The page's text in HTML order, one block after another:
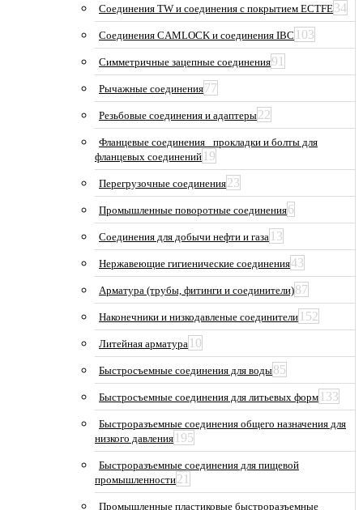
Соединения TW и соединения с покрытием ECTFE34
Соединения CAMLOCK и соединения IBC 103
Симметричные зацепные соединения91
Рычажные соединения77
Резьбовые соединения и адаптеры22
Фланцевые соединения_ прокладки и болты для
фланцевых соединений 19
Перегрузочные соединения23
Промышленные поворотные соединения6
Соединения для добычи нефти и газа 13
Нержавеющие гигиенические соединения43
Арматура (трубы, фитинги и соединители)87
Наконечники и низкодавленые соединители 152
Литейная арматура 10
Быстросъемные соединения для воды85
Быстросъемные соединения для литьевых форм 133
Быстроразъемные соединения общего назначения для
низкого давления 195
Быстроразъемные соединения для пищевой
промышленности21
Промышленные пластиковые быстроразъемные